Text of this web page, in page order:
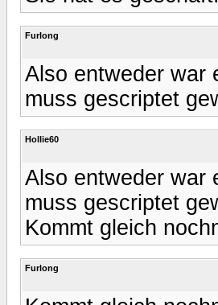
Furlong
Also entweder war
muss gescriptet
Hollie60
Also entweder war
muss gescriptet
Kommt gleich
Furlong